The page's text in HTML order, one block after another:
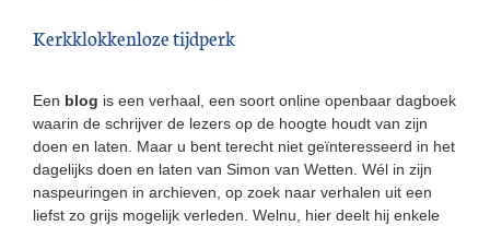
Kerkklokkenloze tijdperk
Een blog is een verhaal, een soort online openbaar dagboek
waarin de schrijver de lezers op de hoogte houdt van zijn
doen en laten. Maar u bent terecht niet geïnteresseerd in het
dagelijks doen en laten van Simon van Wetten. Wél in zijn
naspeuringen in archieven, op zoek naar verhalen uit een
liefst zo grijs mogelijk verleden. Welnu, hier deelt hij enkele